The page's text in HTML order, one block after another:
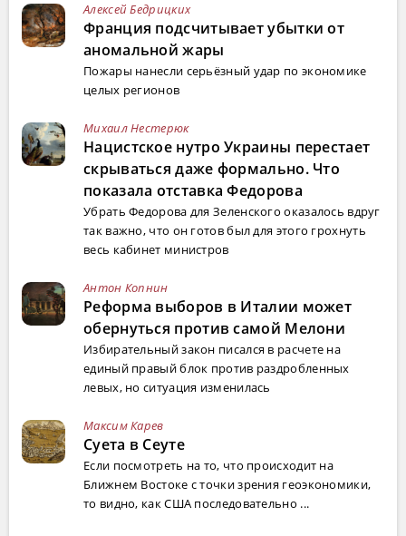
Алексей Бедрицких
Франция подсчитывает убытки от
аномальной жары
Пожары нанесли серьёзный удар по экономике
целых регионов
Михаил Нестерюк
Нацистское нутро Украины перестает
скрываться даже формально. Что
показала отставка Федорова
Убрать Федорова для Зеленского оказалось вдруг
так важно, что он готов был для этого грохнуть
весь кабинет министров
Антон Копнин
Реформа выборов в Италии может
обернуться против самой Мелони
Избирательный закон писался в расчете на
единый правый блок против раздробленных
левых, но ситуация изменилась
Максим Карев
Суета в Сеуте
Если посмотреть на то, что происходит на
Ближнем Востоке с точки зрения геоэкономики,
то видно, как США последовательно ...